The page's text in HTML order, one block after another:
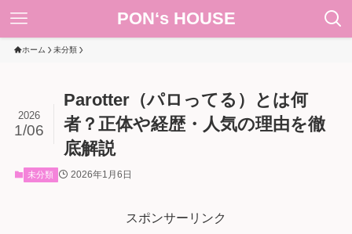
PON‘s HOUSE
ホーム 未分類
Parotter（パロってる）とは何
者？正体や経歴・人気の理由を徹
底解説
2026
1/06
未分類 2026年1月6日
スポンサーリンク